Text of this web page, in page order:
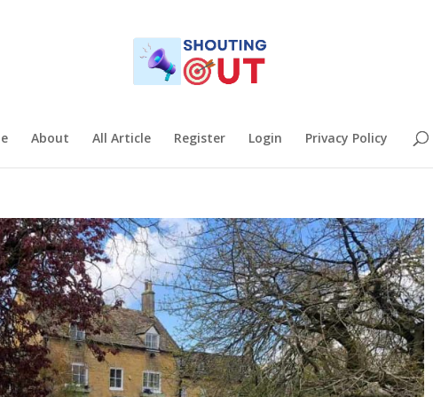
About All Article Register Login Privacy Policy